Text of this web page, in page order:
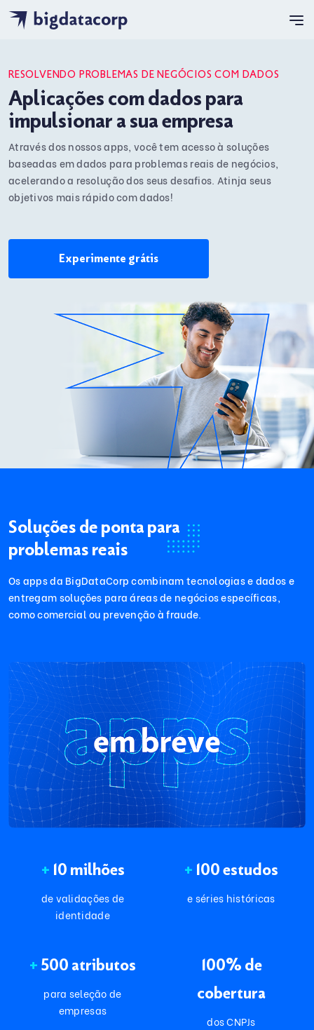
RESOLVENDO PROBLEMAS DE NEGÓCIOS COM DADOS
Aplicações com dados para
impulsionar a sua empresa
Através dos nossos apps, você tem acesso à soluções
baseadas em dados para problemas reais de negócios,
acelerando a resolução dos seus desafios. Atinja seus
objetivos mais rápido com dados!
Experimente grátis
Soluções de ponta para
problemas reais
Os apps da BigDataCorp combinam tecnologias e dados e
entregam soluções para áreas de negócios específicas,
como comercial ou prevenção à fraude.
+ 10 milhões
de validações de
identidade
+ 100 estudos
e séries históricas
+ 500 atributos
para seleção de
empresas
100% de
cobertura
dos CNPJs